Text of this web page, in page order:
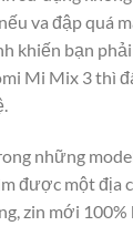
va đập quá
khiến bạn
Mi Mix 3 thì
những
được một địa
zin mới